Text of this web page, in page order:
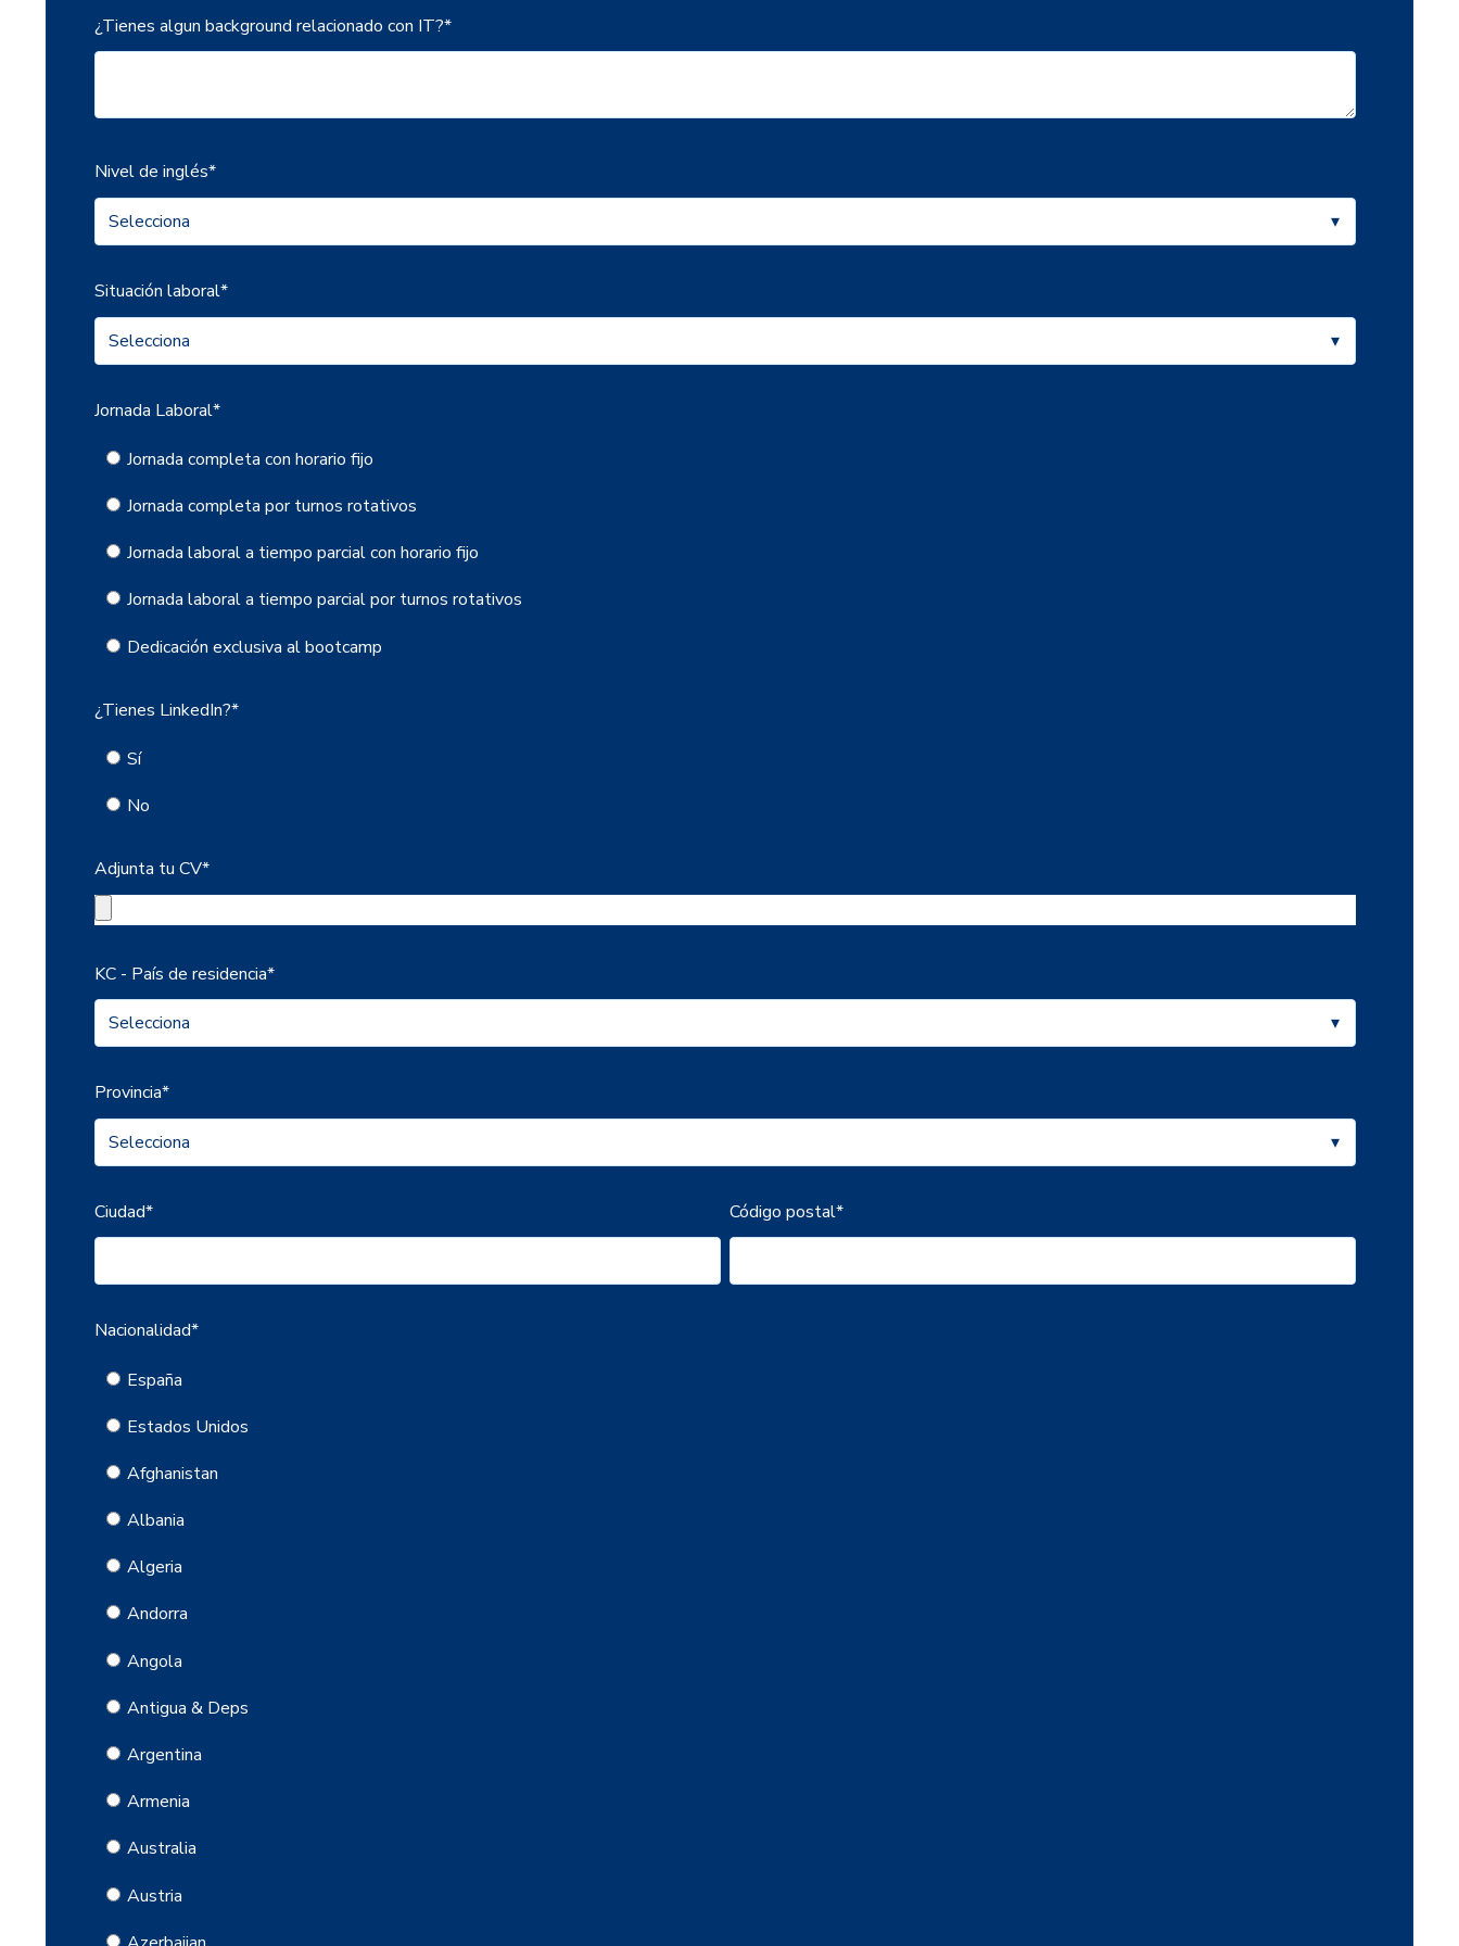
¿Tienes algun background relacionado con IT?*
Nivel de inglés*
Situación laboral*
Jornada Laboral*
Jornada completa con horario fijo
Jornada completa por turnos rotativos
Jornada laboral a tiempo parcial con horario fijo
Jornada laboral a tiempo parcial por turnos rotativos
Dedicación exclusiva al bootcamp
¿Tienes LinkedIn?*
Sí
No
Adjunta tu CV*
KC - País de residencia*
Provincia*
Ciudad* Código postal*
Nacionalidad*
España
Estados Unidos
Afghanistan
Albania
Algeria
Andorra
Angola
Antigua & Deps
Argentina
Armenia
Australia
Austria